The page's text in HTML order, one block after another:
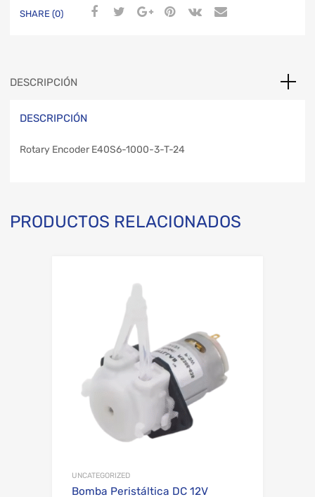
SHARE (0)
DESCRIPCIÓN
DESCRIPCIÓN
Rotary Encoder E40S6-1000-3-T-24
PRODUCTOS RELACIONADOS
UNCATEGORIZED
Bomba Peristáltica DC 12V